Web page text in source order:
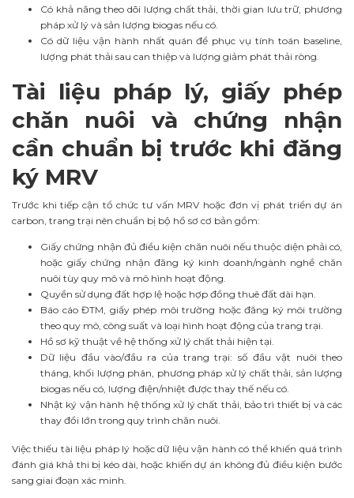
Có khả năng theo dõi lượng chất thải, thời gian lưu trữ, phương
pháp xử lý và sản lượng biogas nếu có.
Có dữ liệu vận hành nhất quán để phục vụ tính toán baseline,
lượng phát thải sau can thiệp và lượng giảm phát thải ròng.
Tài liệu pháp lý, giấy phép
chăn nuôi và chứng nhận
cần chuẩn bị trước khi đăng
ký MRV
Trước khi tiếp cận tổ chức tư vấn MRV hoặc đơn vị phát triển dự án
carbon, trang trại nên chuẩn bị bộ hồ sơ cơ bản gồm:
Giấy chứng nhận đủ điều kiện chăn nuôi nếu thuộc diện phải có,
hoặc giấy chứng nhận đăng ký kinh doanh/ngành nghề chăn
nuôi tùy quy mô và mô hình hoạt động.
Quyền sử dụng đất hợp lệ hoặc hợp đồng thuê đất dài hạn.
Báo cáo ĐTM, giấy phép môi trường hoặc đăng ký môi trường
theo quy mô, công suất và loại hình hoạt động của trang trại.
Hồ sơ kỹ thuật về hệ thống xử lý chất thải hiện tại.
Dữ liệu đầu vào/đầu ra của trang trại: số đầu vật nuôi theo
tháng, khối lượng phân, phương pháp xử lý chất thải, sản lượng
biogas nếu có, lượng điện/nhiệt được thay thế nếu có.
Nhật ký vận hành hệ thống xử lý chất thải, bảo trì thiết bị và các
thay đổi lớn trong quy trình chăn nuôi.
Việc thiếu tài liệu pháp lý hoặc dữ liệu vận hành có thể khiến quá trình
đánh giá khả thi bị kéo dài, hoặc khiến dự án không đủ điều kiện bước
sang giai đoạn xác minh.